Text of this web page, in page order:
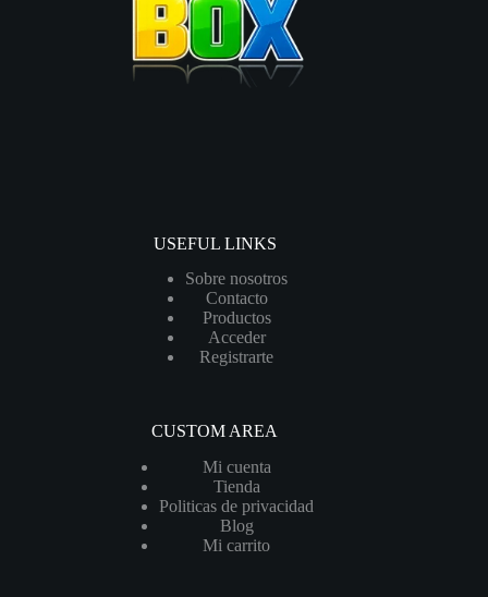
USEFUL LINKS
Sobre nosotros
Contacto
Productos
Acceder
Registrarte
CUSTOM AREA
Mi cuenta
Tienda
Politicas de privacidad
Blog
Mi carrito